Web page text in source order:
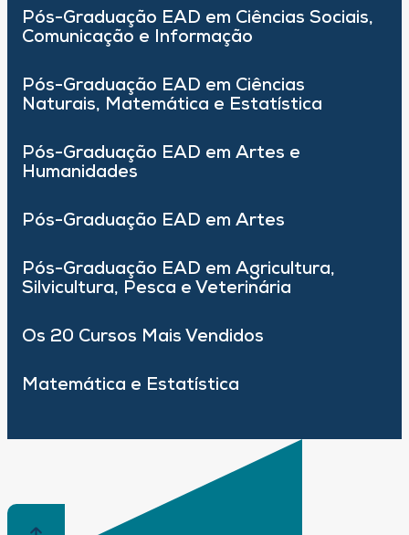
Pós-Graduação EAD em Ciências Sociais,
Comunicação e Informação
Pós-Graduação EAD em Ciências
Naturais, Matemática e Estatística
Pós-Graduação EAD em Artes e
Humanidades
Pós-Graduação EAD em Artes
Pós-Graduação EAD em Agricultura,
Silvicultura, Pesca e Veterinária
Os 20 Cursos Mais Vendidos
Matemática e Estatística